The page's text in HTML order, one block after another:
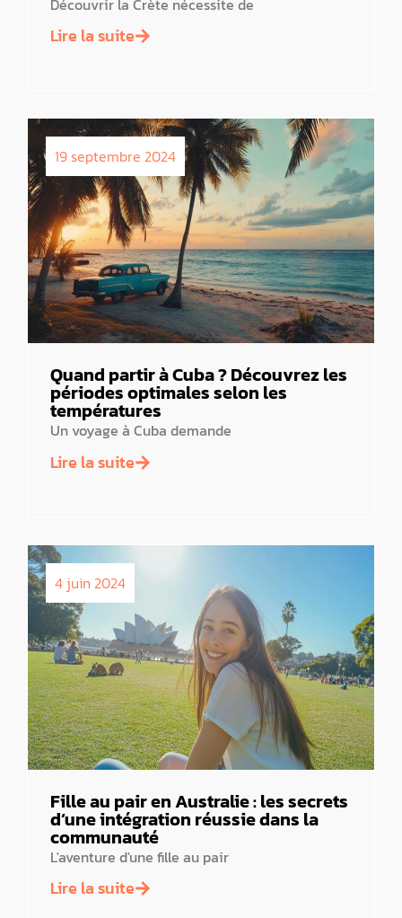
Découvrir la Crète nécessite de
Lire la suite
19 septembre 2024
Quand partir à Cuba ? Découvrez les
périodes optimales selon les
températures
Un voyage à Cuba demande
Lire la suite
4 juin 2024
Fille au pair en Australie : les secrets
d’une intégration réussie dans la
communauté
L'aventure d'une fille au pair
Lire la suite